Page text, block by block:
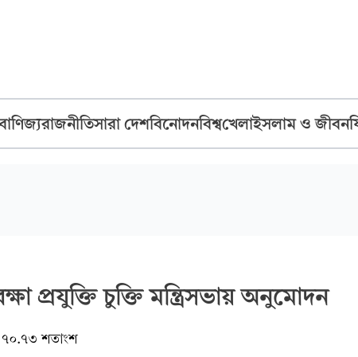
রাজনীতিসারা দেশবিনোদনবিশ্বখেলাইসলাম ও জীবন
প্রযুক্তি চুক্তি মন্ত্রিসভায় অনুমোদন
৭০.৭৩ শতাংশ